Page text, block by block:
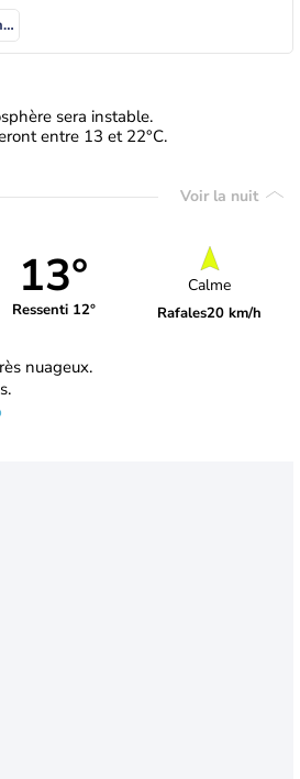
Actualités Météo à l'étranger
sera instable.
entre 13 et 22°C.
Voir la nuit
13°
Ressenti 12°
Calme
Rafales20 km/h
nuageux.